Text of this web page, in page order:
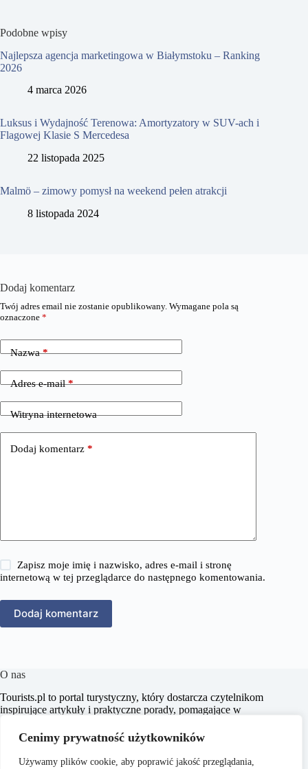
Cenimy prywatność użytkowników
Używamy plików cookie, aby poprawić jakość przeglądania,
Podobne wpisy
Najlepsza agencja marketingowa w Białymstoku – Ranking
2026
4 marca 2026
Luksus i Wydajność Terenowa: Amortyzatory w SUV-ach i
Flagowej Klasie S Mercedesa
22 listopada 2025
Malmö – zimowy pomysł na weekend pełen atrakcji
8 listopada 2024
Dodaj komentarz
Twój adres email nie zostanie opublikowany. Wymagane pola są
oznaczone *
Nazwa*
Adres e-mail*
Witryna internetowa
Dodaj komentarz *
Zapisz moje imię i nazwisko, adres e-mail i stronę
internetową w tej przeglądarce do następnego komentowania.
Dodaj komentarz
O nas
​Tourists.pl to portal turystyczny, który dostarcza czytelnikom
inspirujące artykuły i praktyczne porady, pomagające w
wspieranie pasjonatów turystyki w odkrywaniu nowych
miejsc oraz kultur, dostarczając rzetelnych i aktualnych
informacji.